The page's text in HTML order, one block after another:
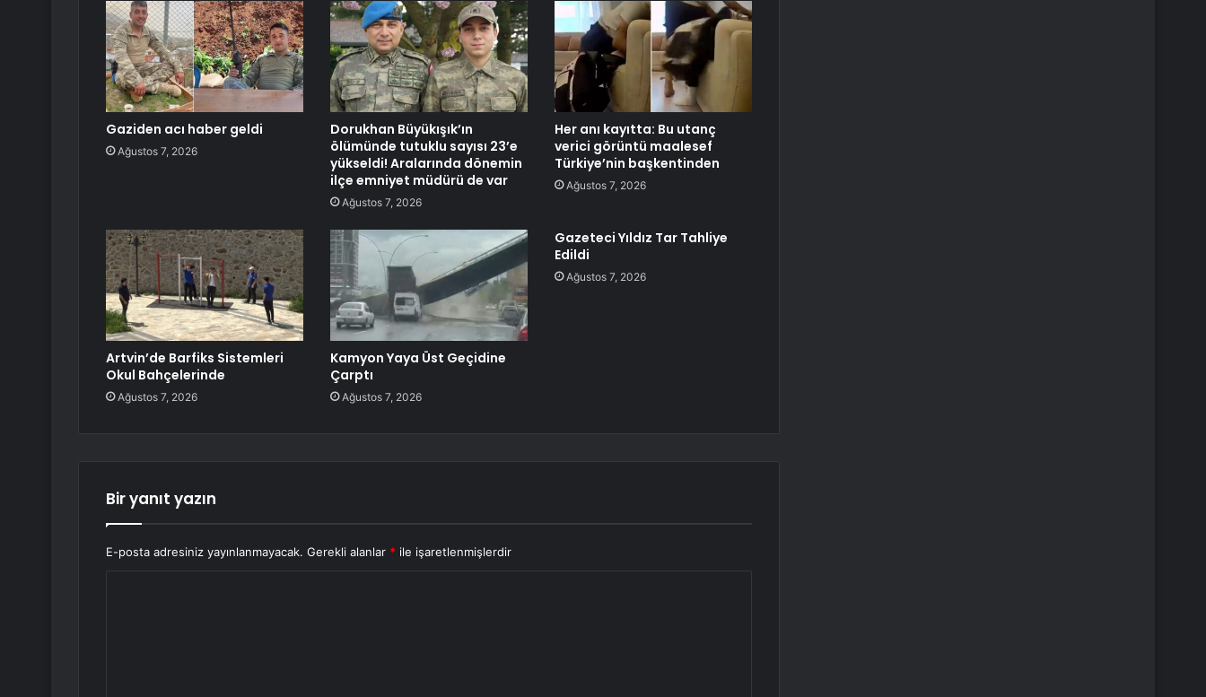
Gaziden acı haber geldi
Ağustos 7, 2026
Dorukhan Büyükışık’ın
ölümünde tutuklu sayısı 23’e
yükseldi! Aralarında dönemin
ilçe emniyet müdürü de var
Ağustos 7, 2026
Her anı kayıtta: Bu utanç
verici görüntü maalesef
Türkiye’nin başkentinden
Ağustos 7, 2026
Artvin’de Barfiks Sistemleri
Okul Bahçelerinde
Ağustos 7, 2026
Kamyon Yaya Üst Geçidine
Çarptı
Ağustos 7, 2026
Gazeteci Yıldız Tar Tahliye
Edildi
Ağustos 7, 2026
Bir yanıt yazın
E-posta adresiniz yayınlanmayacak. Gerekli alanlar * ile işaretlenmişlerdir